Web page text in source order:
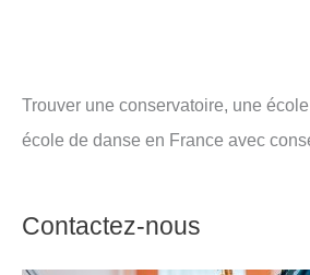
Trouver une conservatoire, une
école de danse en France avec
Contactez-nous